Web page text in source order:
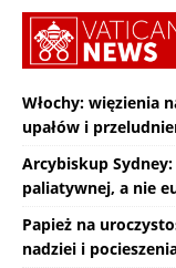
Włochy: więzienia
upałów i
Arcybiskup
paliatywnej, a nie
Papież na
nadziei i